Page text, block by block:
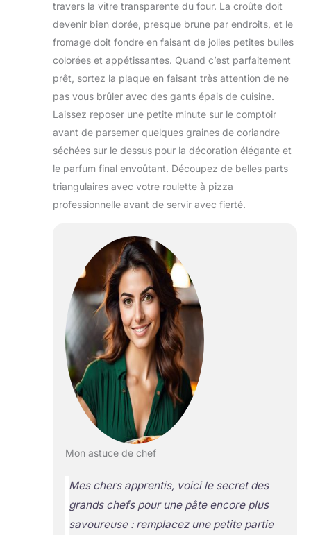
travers la vitre transparente du four. La croûte doit
devenir bien dorée, presque brune par endroits, et le
fromage doit fondre en faisant de jolies petites bulles
colorées et appétissantes. Quand c’est parfaitement
prêt, sortez la plaque en faisant très attention de ne
pas vous brûler avec des gants épais de cuisine.
Laissez reposer une petite minute sur le comptoir
avant de parsemer quelques graines de coriandre
séchées sur le dessus pour la décoration élégante et
le parfum final envoûtant. Découpez de belles parts
triangulaires avec votre roulette à pizza
professionnelle avant de servir avec fierté.
Mon astuce de chef
Mes chers apprentis, voici le secret des
grands chefs pour une pâte encore plus
savoureuse : remplacez une petite partie